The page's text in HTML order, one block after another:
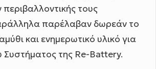
περιβαλλοντικής τους
παρέλαβαν δωρεάν το
και ενημερωτικό υλικό για
Συστήματος της Re-Battery.